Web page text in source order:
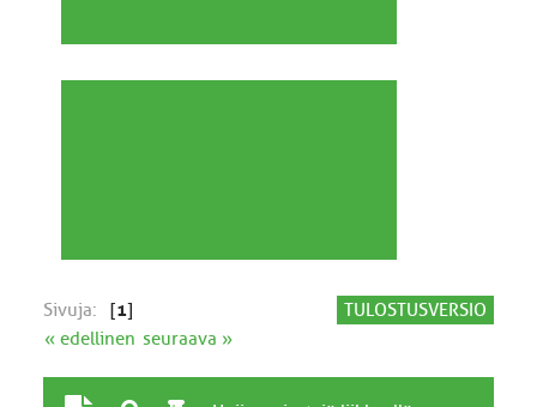
TULOSTUSVERSIO
Sivuja: [1]
« edellinen seuraava »